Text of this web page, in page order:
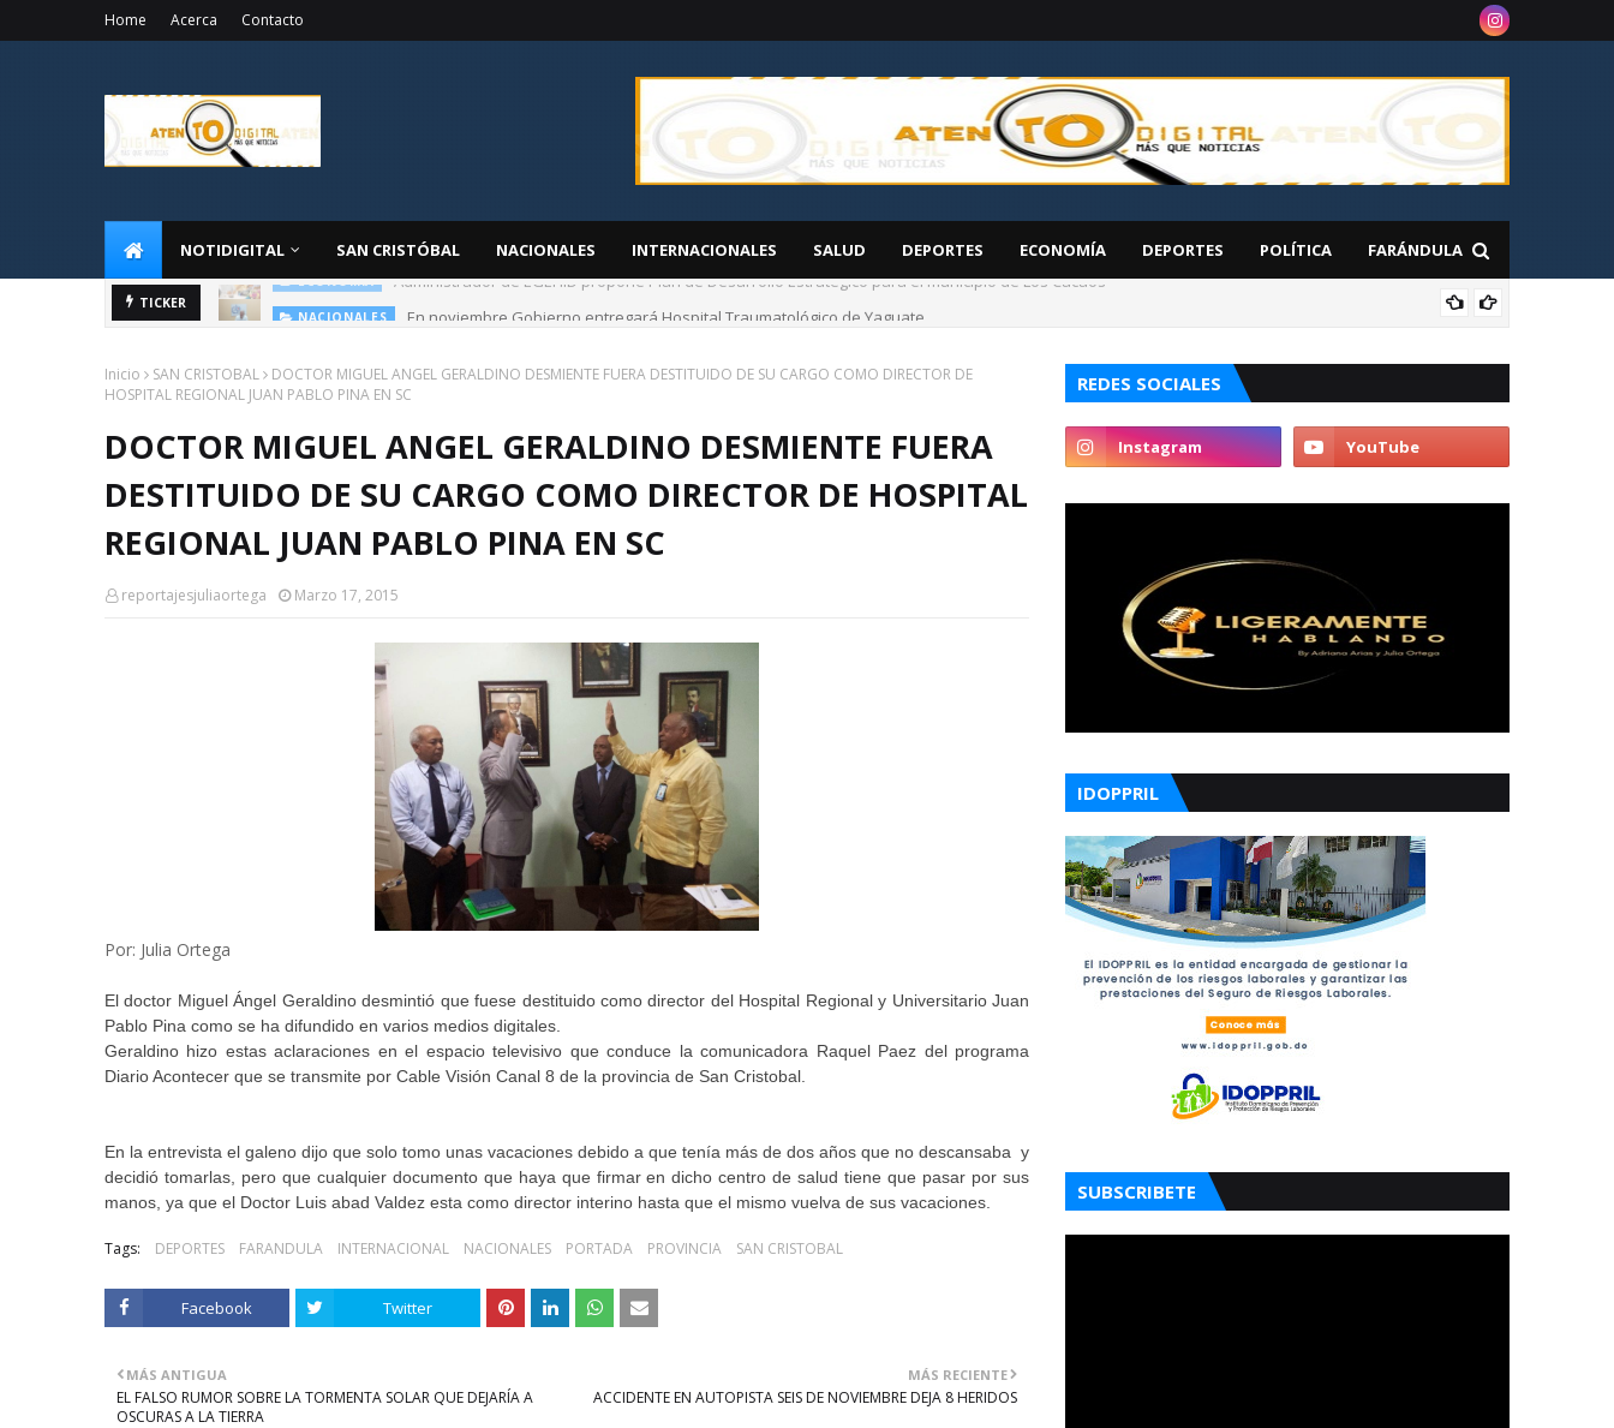
Home Acerca Contacto
NOTIDIGITAL SAN CRISTÓBAL NACIONALES INTERNACIONALES SALUD DEPORTES ECONOMÍA DEPORTES POLÍTICA FARÁNDULA
TICKER NACIONALES
Inicio SAN CRISTOBAL
DOCTOR MIGUEL ANGEL GERALDINO DESMIENTE FUERA DESTITUIDO DE SU CARGO COMO DIRECTOR DE
HOSPITAL REGIONAL JUAN PABLO PINA EN SC
DOCTOR MIGUEL ANGEL GERALDINO DESMIENTE FUERA
DESTITUIDO DE SU CARGO COMO DIRECTOR DE HOSPITAL
REGIONAL JUAN PABLO PINA EN SC
reportajesjuliaortega Marzo 17, 2015
Por: Julia Ortega
El doctor Miguel Ángel Geraldino desmintió que fuese destituido como director del Hospital Regional y Universitario Juan
Pablo Pina como se ha difundido en varios medios digitales.
Geraldino hizo estas aclaraciones en el espacio televisivo que conduce la comunicadora Raquel Paez del programa
Diario Acontecer que se transmite por Cable Visión Canal 8 de la provincia de San Cristobal.
En la entrevista el galeno dijo que solo tomo unas vacaciones debido a que tenía más de dos años que no descansaba y
decidió tomarlas, pero que cualquier documento que haya que firmar en dicho centro de salud tiene que pasar por sus
manos, ya que el Doctor Luis abad Valdez esta como director interino hasta que el mismo vuelva de sus vacaciones.
Tags: DEPORTES FARANDULA INTERNACIONAL NACIONALES PORTADA PROVINCIA SAN CRISTOBAL
Facebook Twitter
MÁS RECIENTE
ACCIDENTE EN AUTOPISTA SEIS DE NOVIEMBRE DEJA 8 HERIDOS
MÁS ANTIGUA
EL FALSO RUMOR SOBRE LA TORMENTA SOLAR QUE DEJARÍA A
OSCURAS A LA TIERRA
REDES SOCIALES
IDOPPRIL
SUBSCRIBETE